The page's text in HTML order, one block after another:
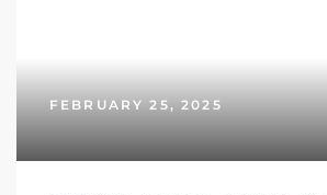
FEBRUARY 25, 2025